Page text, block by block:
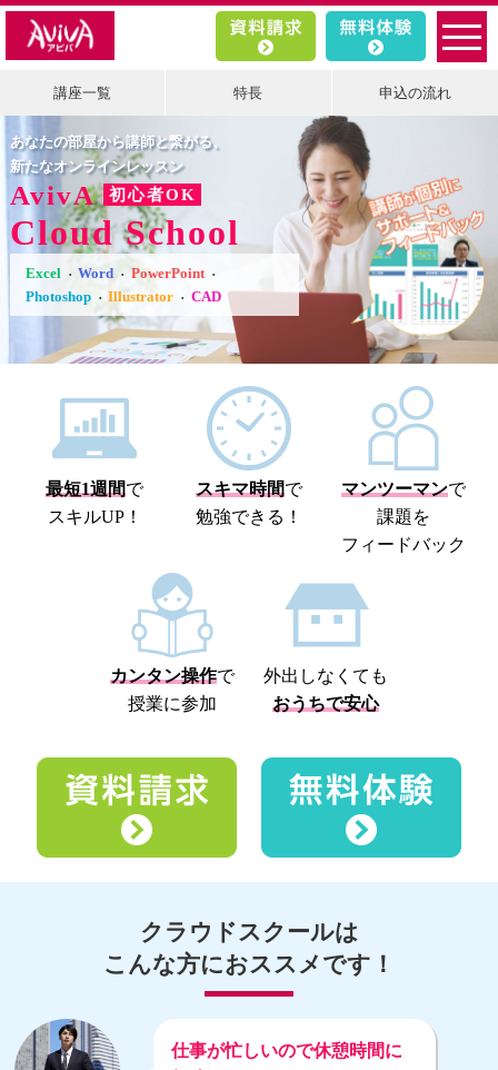
講座一覧 特長 申込の流れ
あなたの部屋から講師と繋がる、
新たなオンラインレッスン
AvivA 初心者OK
Cloud School
Excel Word
PowerPoint
Photoshop
Illustrator CAD
最短1週間で
スキルUP！
スキマ時間で
勉強できる！
マンツーマンで
課題を
フィードバック
カンタン操作で
授業に参加
外出しなくても
おうちで安心
クラウドスクールは
こんな方におススメです！
仕事が忙しいので休憩時間に